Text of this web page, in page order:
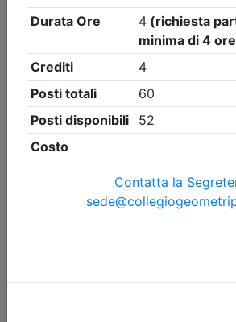
Collegio Geometri e Geometri Laureati
L'ABC per gli esterni.
Impermeabilizzazione-
desolidarizzazione.
rispetto delle normative
Data:29/09/2026
Iscrizioni:dal 05/05/2026 al 25/09/
- professionisti appartenenti al